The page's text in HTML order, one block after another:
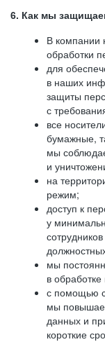
6. Как мы
В компании
обработки
для
в наших
защиты
с
все
бумажные,
мы
и
на
режим;
доступ к
у
мы
в
с помощью
мы
данных и
короткие